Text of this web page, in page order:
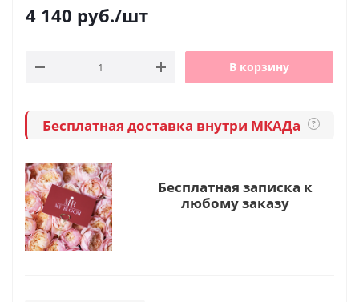
4 140 руб./шт
В корзину
Бесплатная доставка внутри МКАДа ?
Бесплатная записка к
любому заказу